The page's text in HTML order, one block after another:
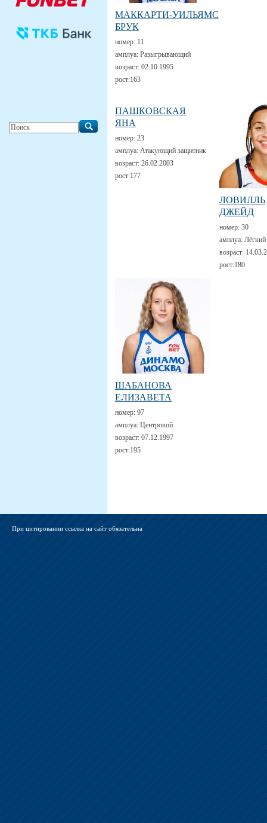
МАККАРТИ-УИЛЬЯМС
БРУК
номер: 11
амплуа: Разыгрывающий
возраст: 02.10.1995
рост:163
ПАШКОВСКАЯ
ЯНА
номер: 23
амплуа: Атакующий защитник
возраст: 26.02.2003
рост:177
ЛОВИЛЛЬ
ДЖЕЙД
номер: 30
амплуа:
возраст:
рост:180
ШАБАНОВА
ЕЛИЗАВЕТА
номер: 97
амплуа: Центровой
возраст: 07.12.1997
рост:195
При цитировании ссылка на сайт обязательна